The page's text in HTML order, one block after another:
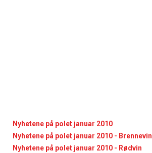
Nyhetene på polet januar 2010
Nyhetene på polet januar 2010 - Brennevin
Nyhetene på polet januar 2010 - Rødvin